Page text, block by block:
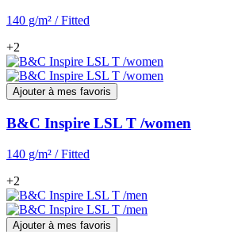
140 g/m² / Fitted
+2
Ajouter à mes favoris
B&C Inspire LSL T /women
140 g/m² / Fitted
+2
Ajouter à mes favoris